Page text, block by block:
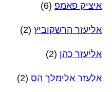
איציק פאמפ (6)
אליעזר הרשקוביץ (2)
אליעזר כהן (2)
אלעזר אלימלך הס (2)